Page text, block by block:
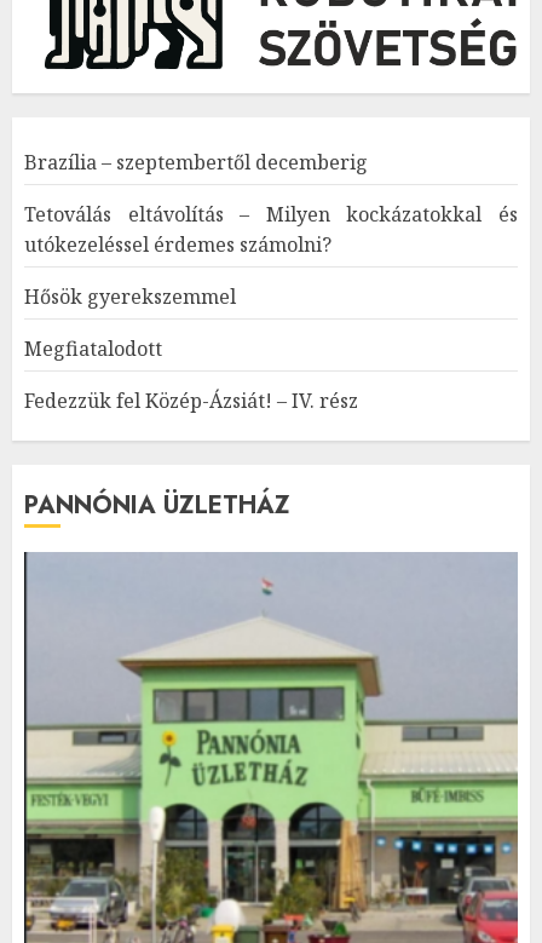
Brazília – szeptembertől decemberig
Tetoválás eltávolítás – Milyen kockázatokkal és
utókezeléssel érdemes számolni?
Hősök gyerekszemmel
Megfiatalodott
Fedezzük fel Közép-Ázsiát! – IV. rész
PANNÓNIA ÜZLETHÁZ